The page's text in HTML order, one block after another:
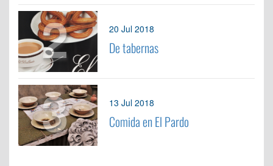
2 20 Jul 2018
De tabernas
3 13 Jul 2018
Comida en El Pardo